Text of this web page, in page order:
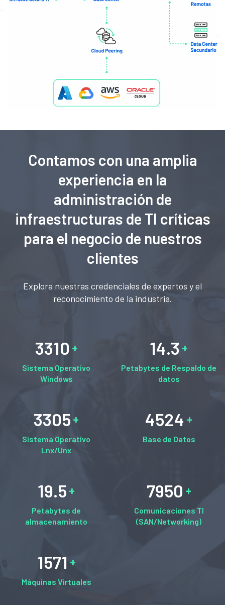
Contamos con una amplia
experiencia en la
administración de
infraestructuras de TI críticas
para el negocio de nuestros
clientes
Explora nuestras credenciales de expertos y el
reconocimiento de la industria.
3310
Sistema Operativo
Windows
14.3
Petabytes de Respaldo de
datos
3305
Sistema Operativo
Lnx/Unx
4524
Base de Datos
19.5
Petabytes de
almacenamiento
7950
Comunicaciones TI
(SAN/Networking)
1571
Máquinas Virtuales